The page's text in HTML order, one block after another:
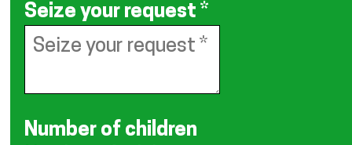
Seize your request *
Number of children